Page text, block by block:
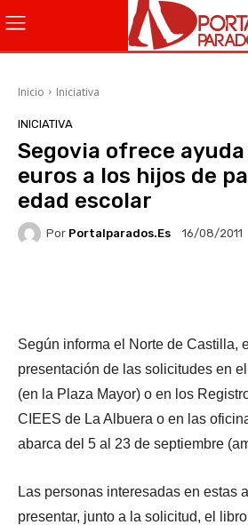
Inicio Iniciativa
INICIATIVA
Segovia ofrece ayuda
euros a los hijos de
edad escolar
Por Portalparados.es 16/08/2011
Según informa el Norte de Castilla,
presentación de las solicitudes en
(en la Plaza Mayor) o en los
CIEES de La Albuera o en las
abarca del 5 al 23 de septiembre
Las personas interesadas en estas
presentar, junto a la solicitud, el